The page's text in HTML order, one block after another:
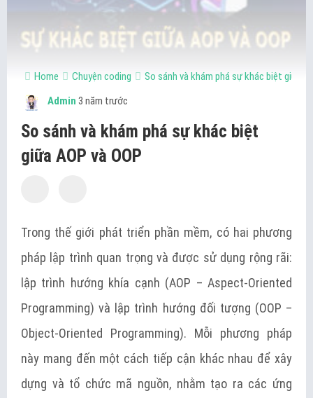
Home Chuyện coding
So sánh và khám phá sự khác biệt giữa
Admin 3 năm trước
So sánh và khám phá sự khác biệt
giữa AOP và OOP
Trong thế giới phát triển phần mềm, có hai phương
pháp lập trình quan trọng và được sử dụng rộng rãi:
lập trình hướng khía cạnh (AOP – Aspect-Oriented
Programming) và lập trình hướng đối tượng (OOP –
Object-Oriented Programming). Mỗi phương pháp
này mang đến một cách tiếp cận khác nhau để xây
dựng và tổ chức mã nguồn, nhằm tạo ra các ứng